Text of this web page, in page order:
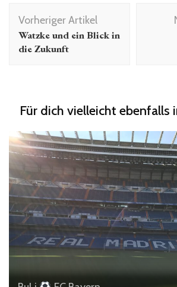
Beitragsnavigation
Vorheriger Artikel
Watzke und ein Blick in
die Zukunft
Für dich vielleicht ebenfalls